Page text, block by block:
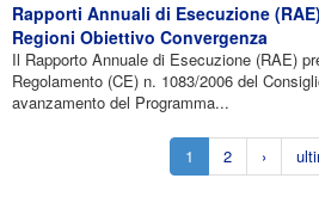
Rapporti Annuali di Esecuzione
Regioni Obiettivo Convergenza
Il Rapporto Annuale di Esecuzione (RAE)
Regolamento (CE) n. 1083/2006 del
avanzamento del Programma...
1 2 ›